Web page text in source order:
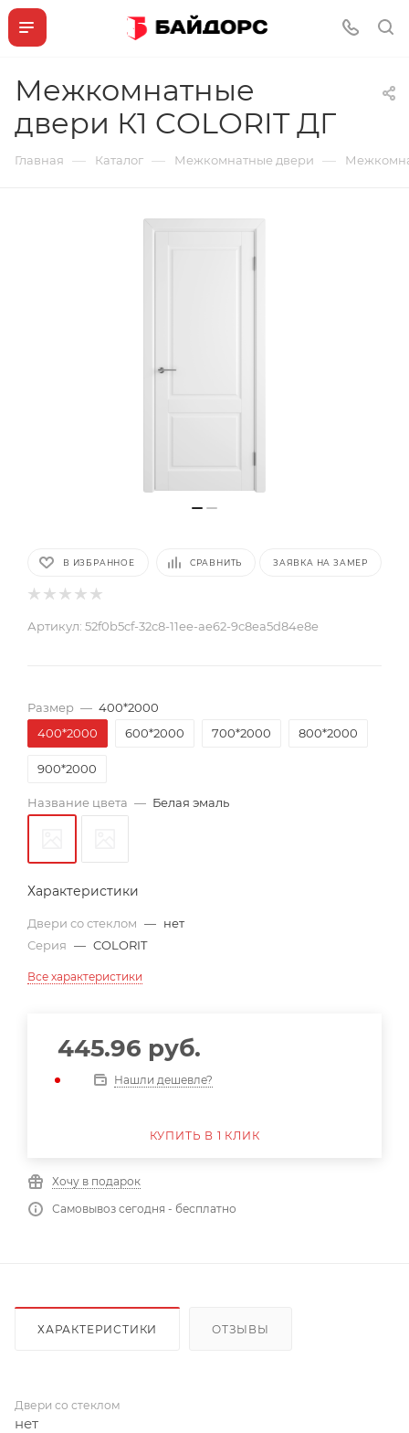
Межкомнатные
двери К1 COLORIT ДГ
Главная — Каталог — Межкомнатные двери —
В ИЗБРАННОЕ СРАВНИТЬ ЗАЯВКА НА ЗАМЕР
Артикул: 52f0b5cf-32c8-11ee-ae62-9c8ea5d84e8e
Размер — 400*2000
400*2000
600*2000 700*2000 800*2000
900*2000
Название цвета — Белая эмаль
Характеристики
Двери со стеклом — нет
Серия — COLORIT
Все характеристики
445.96 руб.
Нашли дешевле?
КУПИТЬ В 1 КЛИК
Хочу в подарок
Самовывоз сегодня - бесплатно
ХАРАКТЕРИСТИКИ ОТЗЫВЫ
Двери со стеклом
нет